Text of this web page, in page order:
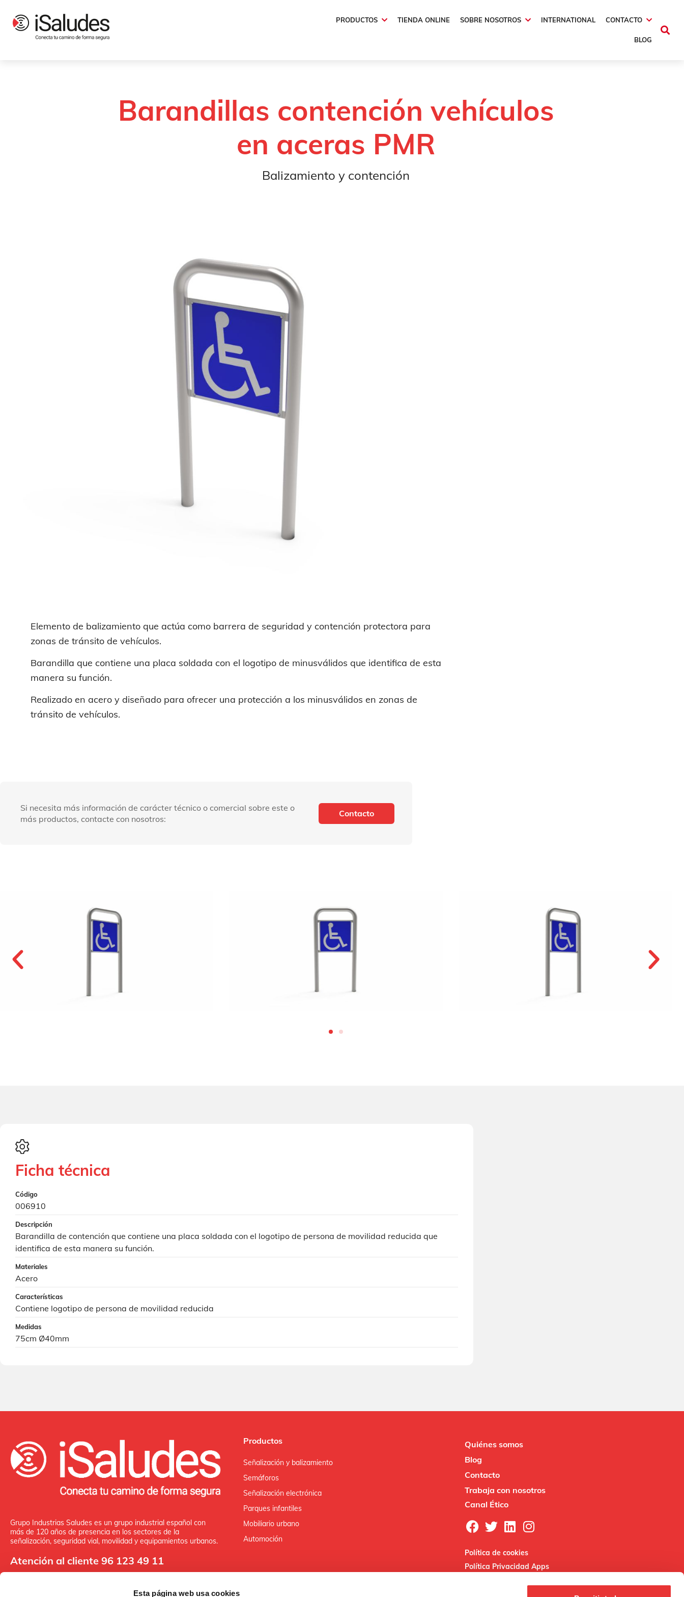
Esta página web usa cookies
PRODUCTOS TIENDA ONLINE SOBRE NOSOTROS INTERNATIONAL CONTACTO
BLOG
Barandillas contención vehículos
en aceras PMR
Balizamiento y contención
Elemento de balizamiento que actúa como barrera de seguridad y contención protectora para
zonas de tránsito de vehículos.
Barandilla que contiene una placa soldada con el logotipo de minusválidos que identifica de esta
manera su función.
Realizado en acero y diseñado para ofrecer una protección a los minusválidos en zonas de
tránsito de vehículos.
Si necesita más información de carácter técnico o comercial sobre este o
más productos, contacte con nosotros:
Contacto
Ficha técnica
Código
006910
Descripción
Barandilla de contención que contiene una placa soldada con el logotipo de persona de movilidad reducida que
identifica de esta manera su función.
Materiales
Acero
Características
Contiene logotipo de persona de movilidad reducida
Medidas
75cm Ø40mm
Grupo Industrias Saludes es un grupo industrial español con
más de 120 años de presencia en los sectores de la
señalización, seguridad vial, movilidad y equipamientos urbanos.
Atención al cliente 96 123 49 11
Productos
Señalización y balizamiento
Semáforos
Señalización electrónica
Parques infantiles
Mobiliario urbano
Automoción
Quiénes somos
Blog
Contacto
Trabaja con nosotros
Canal Ético
Política de cookies
Política Privacidad Apps